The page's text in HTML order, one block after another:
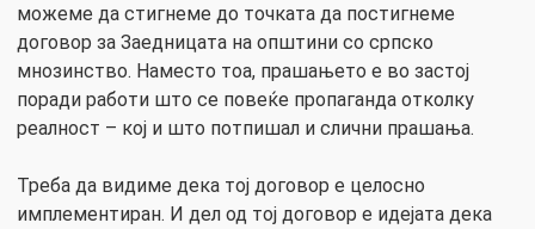
можеме да стигнеме до точката да постигнеме
договор за Заедницата на општини со српско
мнозинство. Наместо тоа, прашањето е во застој
поради работи што се повеќе пропаганда отколку
реалност – кој и што потпишал и слични прашања.
Треба да видиме дека тој договор е целосно
имплементиран. И дел од тој договор е идејата дека